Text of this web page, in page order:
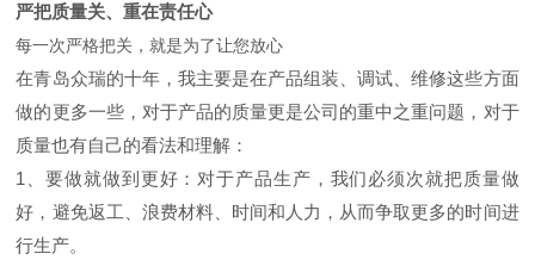
严把质量关、重在责任心
每一次严格把关，就是为了让您放心
在青岛众瑞的十年，我主要是在产品组装、调试、维修这些方面
做的更多一些，对于产品的质量更是公司的重中之重问题，对于
质量也有自己的看法和理解：
1、要做就做到更好：对于产品生产，我们必须次就把质量做
好，避免返工、浪费材料、时间和人力，从而争取更多的时间进
行生产。